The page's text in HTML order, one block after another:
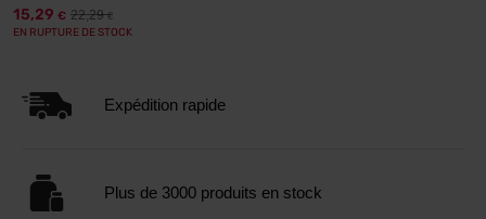
15,29 € 22,29€
EN RUPTURE DE STOCK
Expédition rapide
Plus de 3000 produits en stock